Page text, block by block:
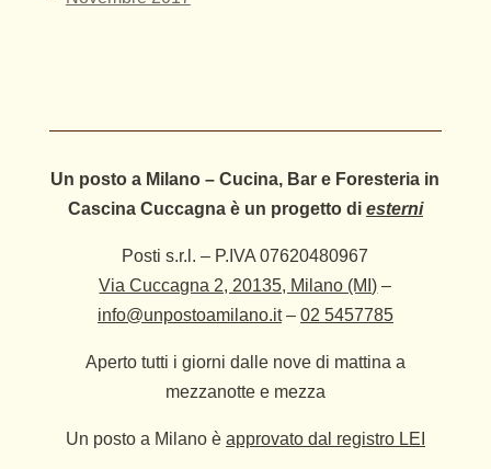
Un posto a Milano – Cucina, Bar e Foresteria in
Cascina Cuccagna è un progetto di esterni
Posti s.r.l. – P.IVA 07620480967
Via Cuccagna 2, 20135, Milano (MI) –
info@unpostoamilano.it– 02 5457785
Aperto tutti i giorni dalle nove di mattina a
mezzanotte e mezza
Un posto a Milano è approvato dal registro LEI